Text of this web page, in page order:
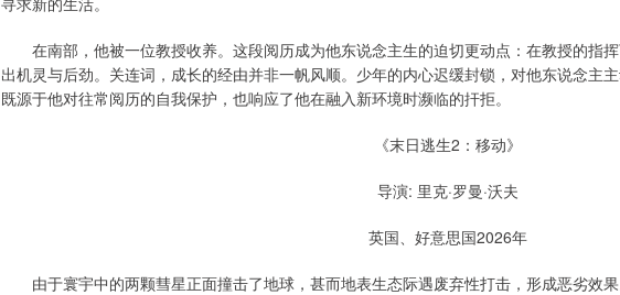
在南部，他被一位教授收养。这段阅历成为他东说念主生的迫切更动点：在教授的指
出机灵与后劲。关连词，成长的经由并非一帆风顺。少年的内心迟缓封锁，对他东说念主
既源于他对往常阅历的自我保护，也响应了他在融入新环境时濒临的扞拒。
《末日逃生2：移动》
导演: 里克·罗曼·沃夫
英国、好意思国2026年
由于寰宇中的两颗彗星正面撞击了地球，甚而地表生态际遇废弃性打击，形成恶劣效